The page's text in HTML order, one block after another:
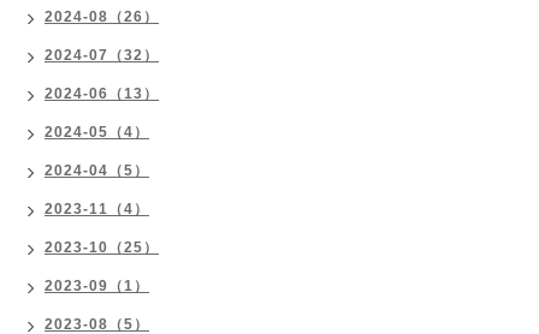
2024-08（26）
2024-07（32）
2024-06（13）
2024-05（4）
2024-04（5）
2023-11（4）
2023-10（25）
2023-09（1）
2023-08（5）